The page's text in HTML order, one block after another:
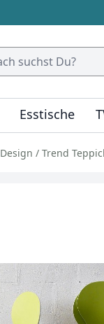
Esstische
Design / Trend